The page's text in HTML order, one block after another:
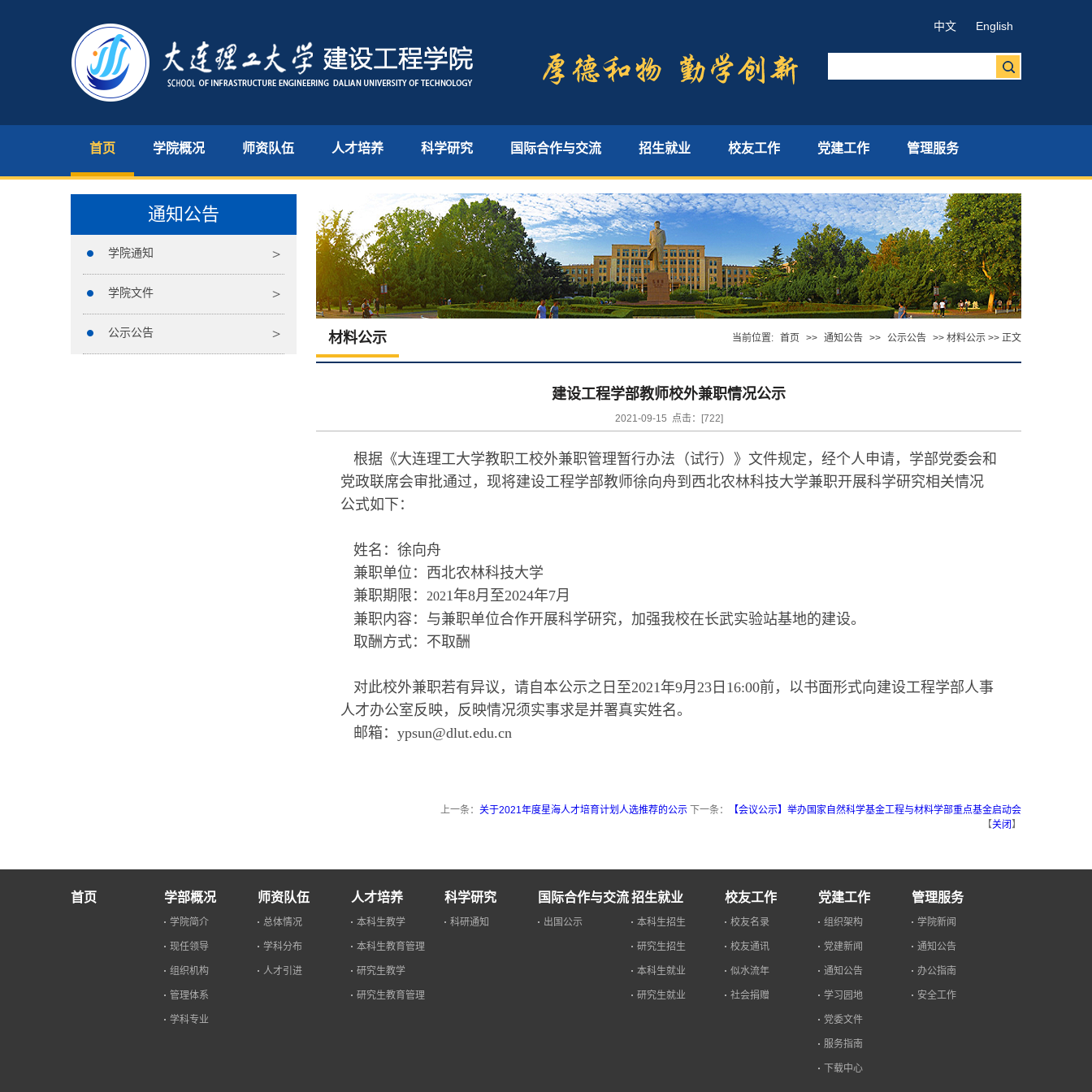
中文 English
首页 学院概况 师资队伍 人才培养 科学研究 国际合作与交流 招生就业 校友工作 党建工作 管理服务
通知公告
学院通知
学院文件
公示公告 材料公示 当前位置: 首页 >> 通知公告 >> 公示公告 >> 材料公示 >> 正文
建设工程学部教师校外兼职情况公示
2021-09-15 点击：[722]
根据《大连理工大学教职工校外兼职管理暂行办法（试行）》文件规定，经个人申请，学部党委会和
党政联席会审批通过，现将建设工程学部教师徐向舟到西北农林科技大学兼职开展科学研究相关情况
公式如下：
姓名：徐向舟
兼职单位：西北农林科技大学
兼职期限：
2021年8月至2024年7月
兼职内容：与兼职单位合作开展科学研究，加强我校在长武实验站基地的建设。
取酬方式：不取酬
对此校外兼职若有异议，请自本公示之日至2021年9月23日16:00前，以书面形式向建设工程学部人事
人才办公室反映，反映情况须实事求是并署真实姓名。
邮箱：ypsun@dlut.edu.cn
上一条： 关于2021年度星海人才培育计划人选推荐的公示 下一条：
【会议公示】举办国家自然科学基金工程与材料学部重点基金启动会
【关闭 】
首页 学部概况
学院简介
现任领导
组织机构
管理体系
学科专业
师资队伍
总体情况
学科分布
人才引进
人才培养
本科生教学
本科生教育管理
研究生教学
研究生教育管理
科学研究
科研通知
国际合作与交流
出国公示
招生就业
本科生招生
研究生招生
本科生就业
研究生就业
校友工作
校友名录
校友通讯
似水流年
社会捐赠
党建工作
组织架构
党建新闻
通知公告
学习园地
党委文件
服务指南
下载中心
管理服务
学院新闻
通知公告
办公指南
安全工作